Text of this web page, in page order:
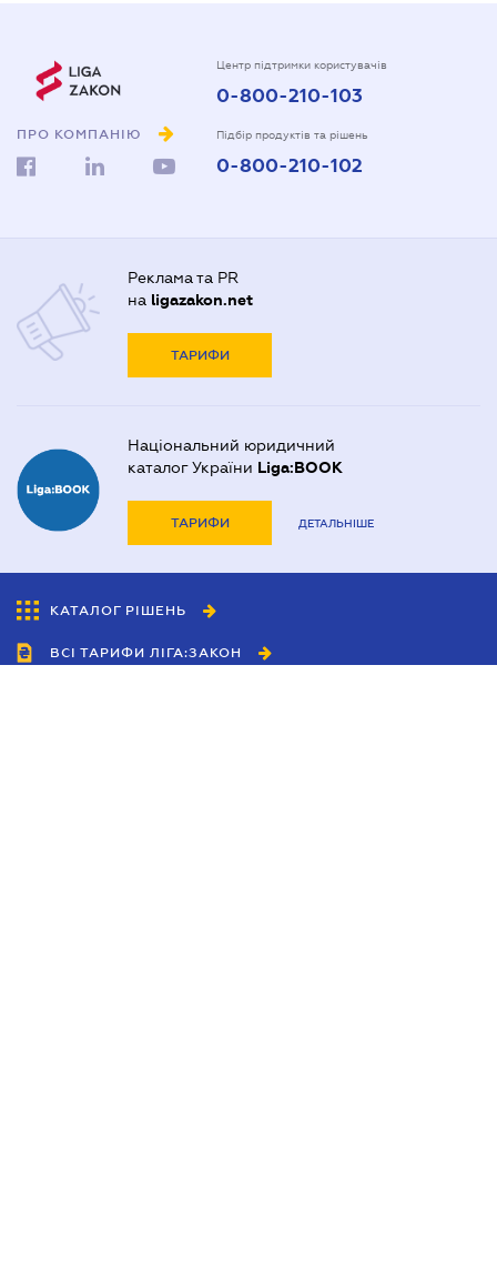
ПРО КОМПАНІЮ
Центр підтримки користувачів
0-800-210-103
Підбір продуктів та рішень
0-800-210-102
Реклама та PR
на ligazakon.net
ТАРИФИ
Національний юридичний
каталог України Liga:BOOK
ТАРИФИ ДЕТАЛЬНІШЕ
КАТАЛОГ РІШЕНЬ
ВСІ ТАРИФИ ЛІГА:ЗАКОН